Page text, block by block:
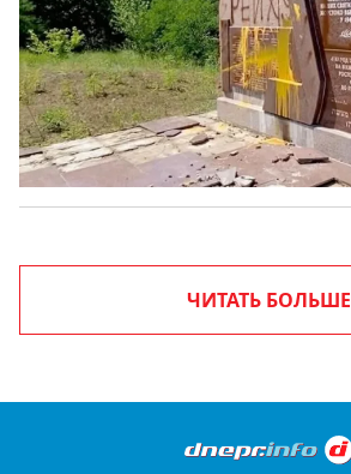
ЧИТАТЬ БОЛЬШЕ